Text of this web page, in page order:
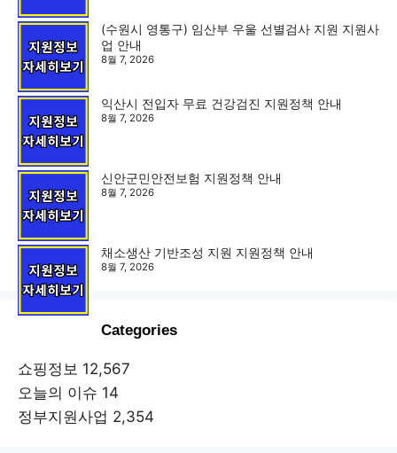
(수원시 영통구) 임산부 우울 선별검사 지원 지원사
업 안내
8월 7, 2026
익산시 전입자 무료 건강검진 지원정책 안내
8월 7, 2026
신안군민안전보험 지원정책 안내
8월 7, 2026
채소생산 기반조성 지원 지원정책 안내
8월 7, 2026
Categories
쇼핑정보 12,567
오늘의 이슈 14
정부지원사업 2,354